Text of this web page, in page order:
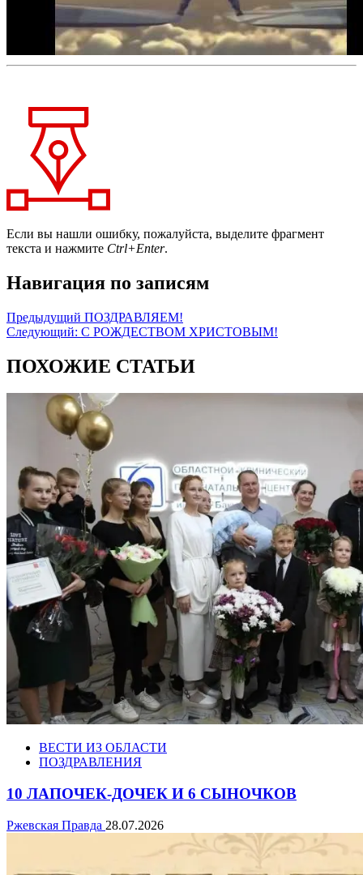
Если вы нашли ошибку, пожалуйста, выделите фрагмент
текста и нажмите Ctrl+Enter.
Навигация по записям
Предыдущий ПОЗДРАВЛЯЕМ!
Следующий: С РОЖДЕСТВОМ ХРИСТОВЫМ!
ПОХОЖИЕ СТАТЬИ
ВЕСТИ ИЗ ОБЛАСТИ
ПОЗДРАВЛЕНИЯ
10 ЛАПОЧЕК-ДОЧЕК И 6 СЫНОЧКОВ
Ржевская Правда 28.07.2026